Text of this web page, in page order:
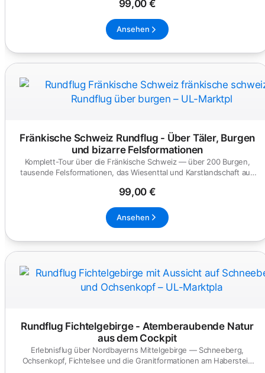
99,00 €
Ansehen
Fränkische Schweiz Rundflug - Über Täler, Burgen
und bizarre Felsformationen
Komplett-Tour über die Fränkische Schweiz — über 200 Burgen,
tausende Felsformationen, das Wiesenttal und Karstlandschaft aus
99,00 €
Ansehen
Rundflug Fichtelgebirge - Atemberaubende Natur
aus dem Cockpit
Erlebnisflug über Nordbayerns Mittelgebirge — Schneeberg,
Ochsenkopf, Fichtelsee und die Granitformationen am Haberstein